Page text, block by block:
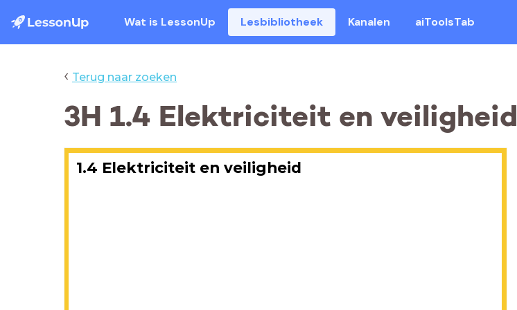
Wat is LessonUp Lesbibliotheek Kanalen aiToolsTab
‹ Terug naar zoeken
3H 1.4 Elektriciteit en veiligheid
1.4 Elektriciteit en veiligheid